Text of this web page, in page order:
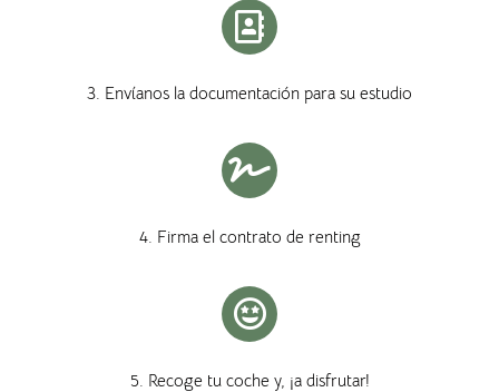
3. Envíanos la documentación para su estudio
4. Firma el contrato de renting
5. Recoge tu coche y, ¡a disfrutar!